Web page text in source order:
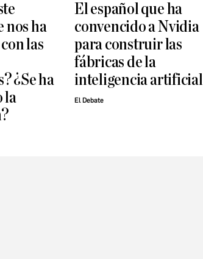
nos ha
las
¿Se ha
la
El español que ha
convencido a Nvidia
para construir las
fábricas de la
inteligencia artificial
El Debate